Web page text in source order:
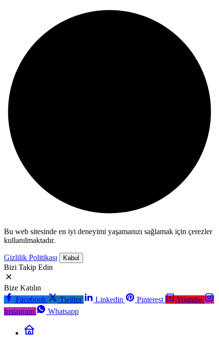
Bu web sitesinde en iyi deneyimi yaşamanızı sağlamak için çerezler
kullanılmaktadır.
Gizlilik Politikası Kabul
Bizi Takip Edin
Bize Katılın
Facebook
Twitter Linkedin Pinterest
Youtube
Instagram
Whatsapp